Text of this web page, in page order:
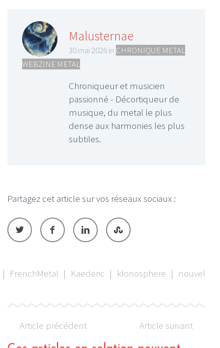
Malusternae
30 mai 2026 in CHRONIQUE METAL
WEBZINE METAL
Chroniqueur et musicien
passionné - Décortiqueur de
musique, du metal le plus
dense aux harmonies les plus
subtiles.
Partagez cet article sur vos réseaux sociaux :
| FrenchMetal | Kaederic | klonosphere | nouvel
Article précédent Article suivant